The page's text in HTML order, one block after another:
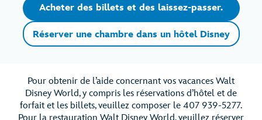
Acheter des billets et des laissez-passer.
Réserver une chambre dans un hôtel Disney
Pour obtenir de l’aide concernant vos vacances Walt
Disney World, y compris les réservations d’hôtel et de
forfait et les billets, veuillez composer le 407 939-5277.